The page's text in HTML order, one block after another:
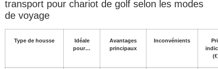
transport pour chariot de golf selon les modes
de voyage
Type de housse
Idéale
pour…
Avantages
principaux
Inconvénients